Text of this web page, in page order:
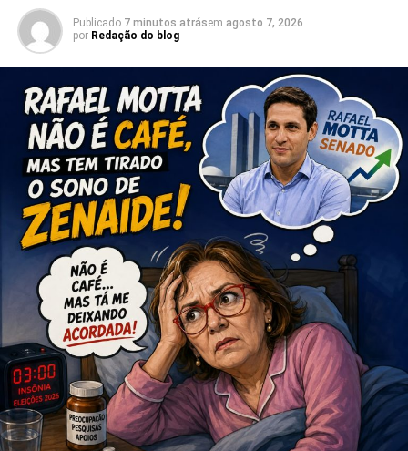
Publicado 7 minutos atrásem agosto 7, 2026
por Redação do blog